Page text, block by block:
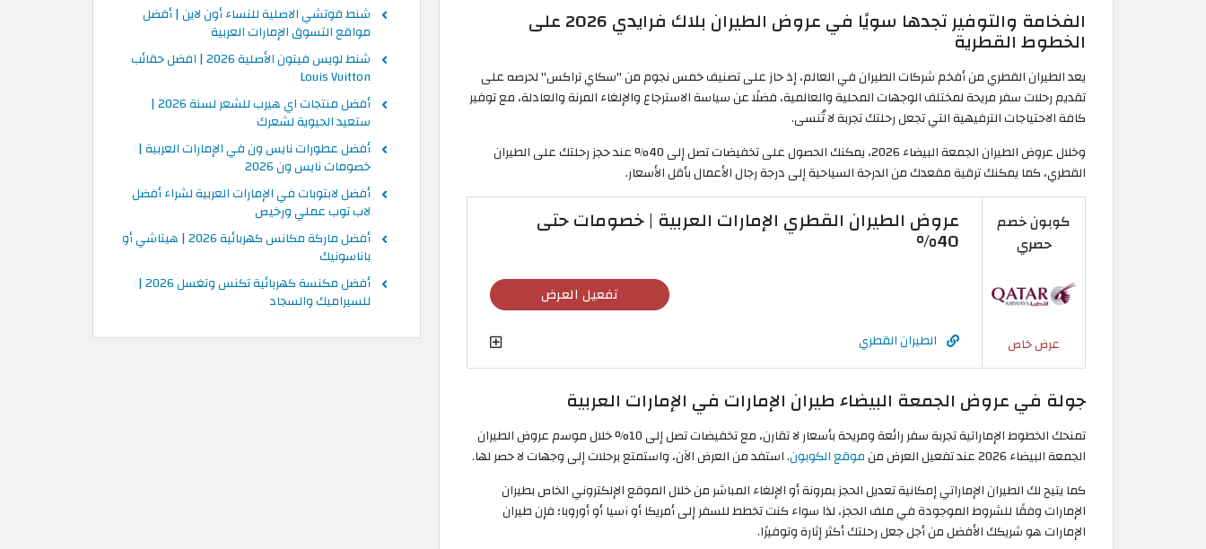
الفخامة والتوفير تجدها سويًا في عروض الطيران بلاك فرايدي 2026 على
الخطوط القطرية
يعد الطيران القطري من أفخم شركات الطيران في العالم، إذ حاز على تصنيف خمس نجوم من "سكاي تراكس" لحرصه على
تقديم رحلات سفر مريحة لمختلف الوجهات المحلية والعالمية، فضلًا عن سياسة الاسترجاع والإلغاء المرنة والعادلة، مع توفير
كافة الاحتياجات الترفيهية التي تجعل رحلتك تجربة لا تُنسى.
وخلال عروض الطيران الجمعة البيضاء 2026، يمكنك الحصول على تخفيضات تصل إلى 40% عند حجز رحلتك على الطيران
القطري، كما يمكنك ترقية مقعدك من الدرجة السياحية إلى درجة رجال الأعمال بأقل الأسعار.
كوبون خصم
حصري
عرض خاص
عروض الطيران القطري الإمارات العربية | خصومات حتى
40%
تفعيل العرض
الطيران القطري
جولة في عروض الجمعة البيضاء طيران الإمارات في الإمارات العربية
تمنحك الخطوط الإماراتية تجربة سفر رائعة ومريحة بأسعار لا تقارن، مع تخفيضات تصل إلى 10% خلال موسم عروض الطيران
الجمعة البيضاء 2026 عند تفعيل العرض من
موقع الكوبون. استفد من العرض الآن، واستمتع برحلات إلى وجهات لا حصر لها.
كما يتيح لك الطيران الإماراتي إمكانية تعديل الحجز بمرونة أو الإلغاء المباشر من خلال الموقع الإلكتروني الخاص بطيران
الإمارات وفقًا للشروط الموجودة في ملف الحجز، لذا سواء كنت تخطط للسفر إلى أمريكا أو آسيا أو أوروبا؛ فإن طيران
الإمارات هو شريكك الأفضل من أجل جعل رحلتك أكثر إثارة وتوفيرًا.
شنط قوتشي الاصلية للنساء أون لاين | أفضل
مواقع التسوق الإمارات العربية
شنط لويس فيتون الأصلية 2026 | افضل حقائب
Louis Vuitton
أفضل منتجات اي هيرب للشعر لسنة 2026 |
ستعيد الحيوية لشعرك
أفضل عطورات نايس ون في الإمارات العربية |
خصومات نايس ون 2026
أفضل لابتوبات في الإمارات العربية لشراء أفضل
لاب توب عملي ورخيص
أفضل ماركة مكانس كهربائية 2026 | هيتاشي أو
باناسونيك
أفضل مكنسة كهربائية تكنس وتغسل 2026 |
للسيراميك والسجاد